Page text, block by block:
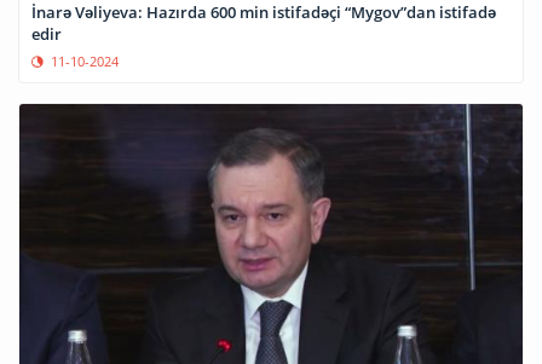
İnarə Vəliyeva: Hazırda 600 min istifadəçi “Mygov”dan istifadə
edir
11-10-2024